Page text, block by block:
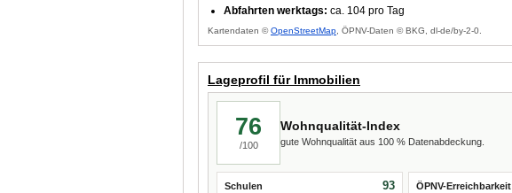
Abfahrten werktags: ca. 104 pro Tag
Kartendaten ©OpenStreetMap , ÖPNV-Daten © BKG, dl-de/by-2-0.
Lageprofil für Immobilien
76
/100
Wohnqualität-Index
gute Wohnqualität aus 100 % Datenabdeckung.
Schulen 93 ÖPNV-Erreichbarkeit